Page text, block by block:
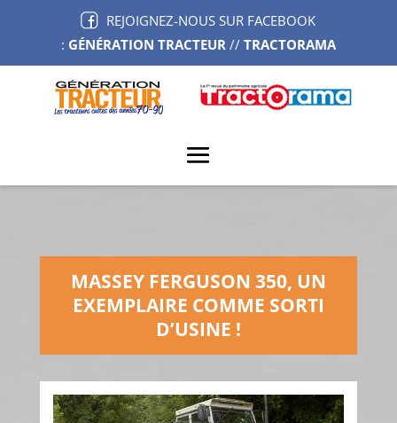
REJOIGNEZ-NOUS SUR FACEBOOK
: GÉNÉRATION TRACTEUR// TRACTORAMA
MASSEY FERGUSON 350, UN
EXEMPLAIRE COMME SORTI
D’USINE !